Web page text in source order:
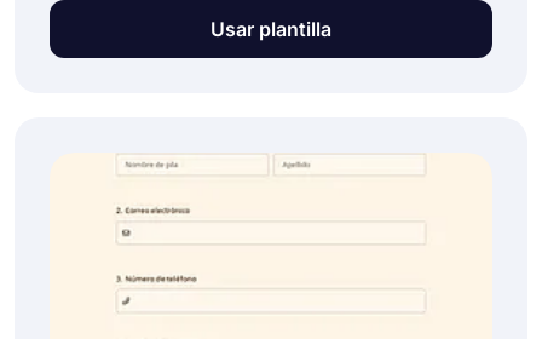
que las empresas a menudo tienen que lidiar
con varios clientes al mismo tiempo. Nuestro
Usar plantilla